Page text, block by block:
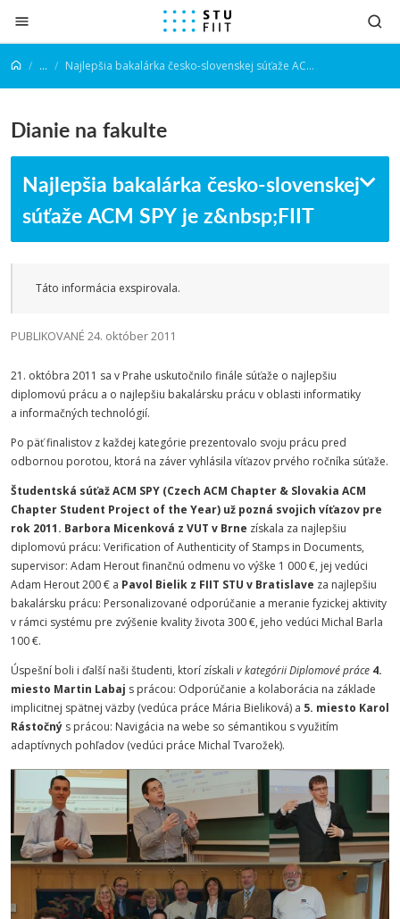
Prejsť na obsah
... Najlepšia bakalárka česko-slovenskej súťaže ACM SPY je z FIIT
Dianie na fakulte
Najlepšia bakalárka česko-slovenskej
súťaže ACM SPY je z&nbsp;FIIT
Táto informácia exspirovala.
PUBLIKOVANÉ 24. október 2011
21. októbra 2011 sa v Prahe uskutočnilo finále súťaže o najlepšiu
diplomovú prácu a o najlepšiu bakalársku prácu v oblasti informatiky
a informačných technológií.
Po päť finalistov z každej kategórie prezentovalo svoju prácu pred
odbornou porotou, ktorá na záver vyhlásila víťazov prvého ročníka súťaže.
Študentská súťaž ACM SPY (Czech ACM Chapter & Slovakia ACM
Chapter Student Project of the Year) už pozná svojich víťazov pre
rok 2011. Barbora Micenková z VUT v Brne získala za najlepšiu
diplomovú prácu: Verification of Authenticity of Stamps in Documents,
supervisor: Adam Herout finančnú odmenu vo výške 1 000 €, jej vedúci
Adam Herout 200 € a Pavol Bielik z FIIT STU v Bratislave za najlepšiu
bakalársku prácu: Personalizované odporúčanie a meranie fyzickej aktivity
v rámci systému pre zvýšenie kvality života 300 €, jeho vedúci Michal Barla
100 €.
Úspešní boli i ďalší naši študenti, ktorí získali v kategórii Diplomové práce 4.
miesto Martin Labaj s prácou: Odporúčanie a kolaborácia na základe
implicitnej spätnej väzby (vedúca práce Mária Bieliková) a 5. miesto Karol
Rástočný s prácou: Navigácia na webe so sémantikou s využitím
adaptívnych pohľadov (vedúci práce Michal Tvarožek).